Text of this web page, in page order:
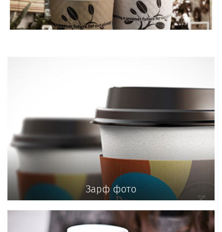
Зарф фото